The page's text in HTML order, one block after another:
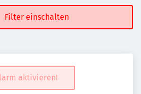
Filter einschalten
aktivieren!